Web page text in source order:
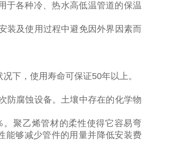
于各种冷、热水高低温管道的保温
装及使用过程中避免因外界因素而
下，使用寿命可保证50年以上。
防腐蚀设备。土壤中存在的化学物
。聚乙烯管材的柔性使得它容易弯
能够减少管件的用量并降低安装费